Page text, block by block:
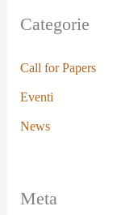
Categorie
Call for Papers
Eventi
News
Meta